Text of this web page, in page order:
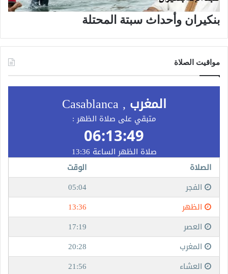
بنكيران وأحداث سبتة المحتلة
مواقيت الصلاة